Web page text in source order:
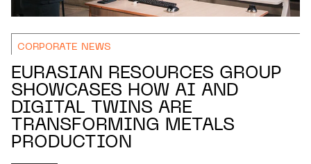
CORPORATE NEWS
EURASIAN RESOURCES GROUP
SHOWCASES HOW AI AND
DIGITAL TWINS ARE
TRANSFORMING METALS
PRODUCTION